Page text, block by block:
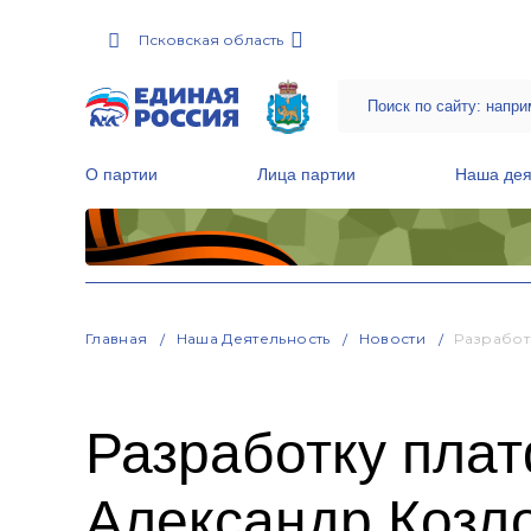
Псковская область
О партии Лица партии Наша
Главная Наша Деятельность Новости
Разработку